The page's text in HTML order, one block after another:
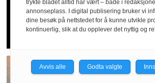
Foodora: – Tyder
dumping og
trykte bladet alltid har vært – bade i
annonseplass. I digital publisering bruker vi
dine besøk på nettstedet for å kunne utvikle
kontinuerlig, slik at du opplever det nyttig og
Avvis alle Godta valgte